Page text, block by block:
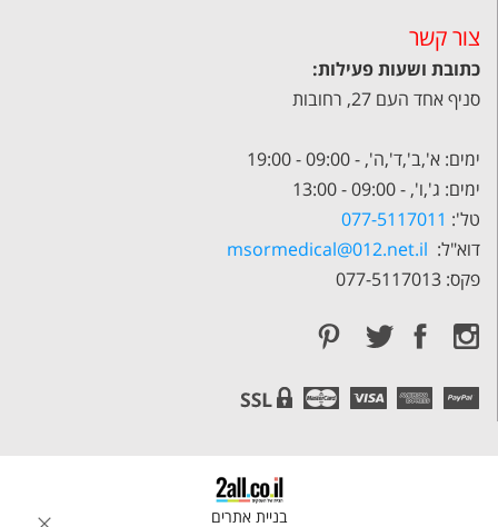
צור קשר
כתובת ושעות פעילות:
סניף אחד העם 27, רחובות
ימים: א',ב',ד',ה', - 09:00 - 19:00
ימים: ג',ו', - 09:00 - 13:00
טל': 077-5117011
דוא"ל: msormedical@012.net.il
פקס: 077-5117013
בניית אתרים